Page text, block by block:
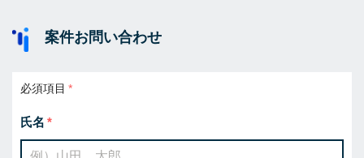
案件お問い合わせ
必須項目
氏名